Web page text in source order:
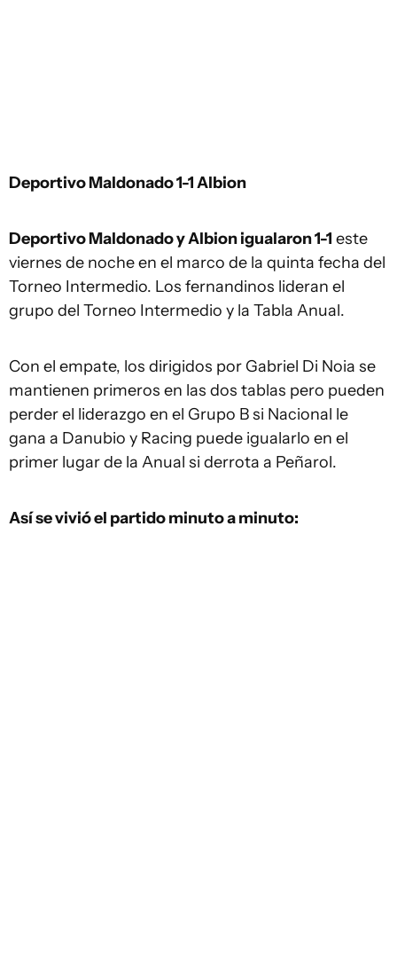
Deportivo Maldonado 1-1 Albion
Deportivo Maldonado y Albion igualaron 1-1 este
viernes de noche en el marco de la quinta fecha del
Torneo Intermedio. Los fernandinos lideran el
grupo del Torneo Intermedio y la Tabla Anual.
Con el empate, los dirigidos por Gabriel Di Noia se
mantienen primeros en las dos tablas pero pueden
perder el liderazgo en el Grupo B si Nacional le
gana a Danubio y Racing puede igualarlo en el
primer lugar de la Anual si derrota a Peñarol.
Así se vivió el partido minuto a minuto: